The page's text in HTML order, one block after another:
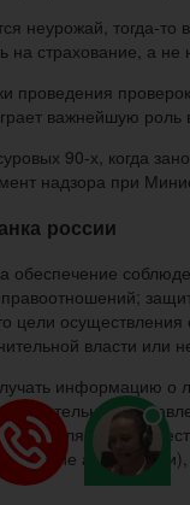
неурожай, тогда-
на страхование, а
проведения
важнейшую роль
90-х, когда
надзора при
россии
обеспечение
цели
власти или
информацию о
является
акции